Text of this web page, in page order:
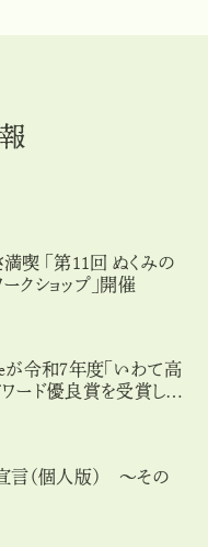
満喫 「第11回 ぬくみの
クショップ」開催
令和７年度「いわて高
ード優良賞を受賞しま
言（個人版） 〜その